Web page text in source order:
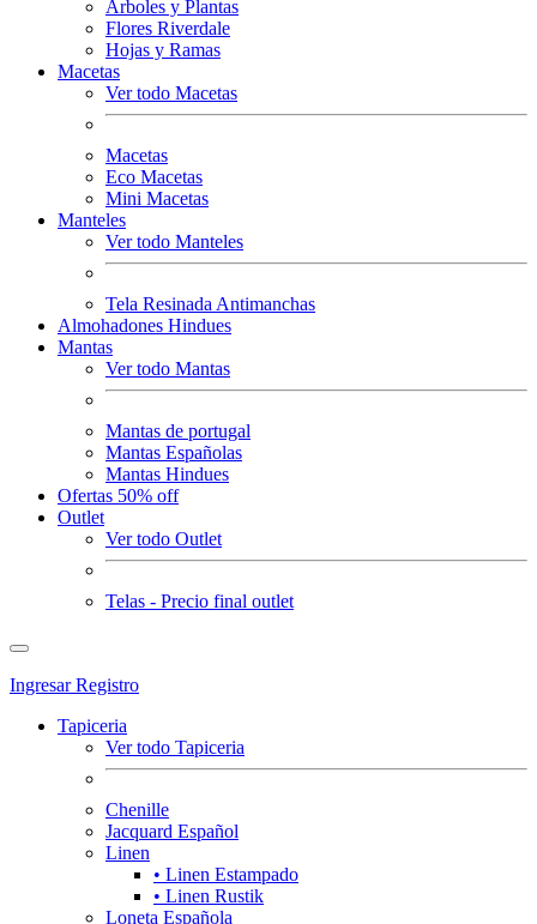
Arboles y Plantas
Flores Riverdale
Hojas y Ramas
Macetas
Ver todo Macetas
Macetas
Eco Macetas
Mini Macetas
Manteles
Ver todo Manteles
Tela Resinada Antimanchas
Almohadones Hindues
Mantas
Ver todo Mantas
Mantas de portugal
Mantas Españolas
Mantas Hindues
Ofertas 50% off
Outlet
Ver todo Outlet
Telas - Precio final outlet
IngresarRegistro
Tapiceria
Ver todo Tapiceria
Chenille
Jacquard Español
Linen
• Linen Estampado
• Linen Rustik
Loneta Española